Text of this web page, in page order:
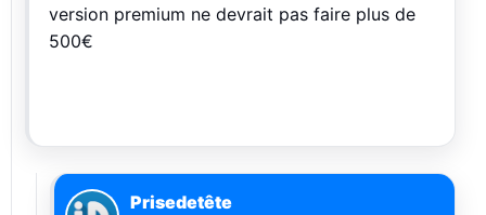
version premium ne devrait pas faire plus de
500€
Prisedetête